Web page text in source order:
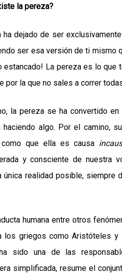
la pereza?
dejado de ser
ser esa versión de ti mismo
La pereza es lo que
la que no sales a correr
la pereza se ha convertido
algo. Por el camino,
que ella es causa
y consciente de nuestra
realidad posible, siempre
humana entre otros
los griegos como Aristóteles y
sido una de las
simplificada, resume el